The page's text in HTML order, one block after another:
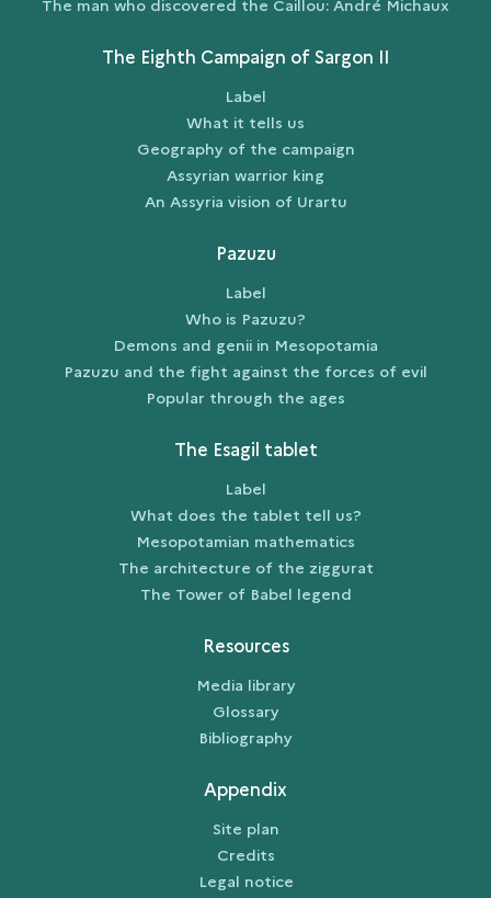
The Eighth Campaign of Sargon II
Label
What it tells us
Geography of the campaign
Assyrian warrior king
An Assyria vision of Urartu
Pazuzu
Label
Who is Pazuzu?
Demons and genii in Mesopotamia
Pazuzu and the fight against the forces of evil
Popular through the ages
The Esagil tablet
Label
What does the tablet tell us?
Mesopotamian mathematics
The architecture of the ziggurat
The Tower of Babel legend
Resources
Media library
Glossary
Bibliography
Appendix
Site plan
Credits
Legal notice